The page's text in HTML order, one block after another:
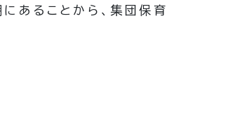
あることから、集団保育